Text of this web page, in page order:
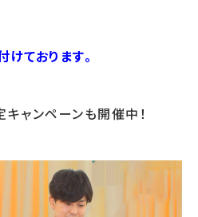
ております。
ャンペーンも開催中！